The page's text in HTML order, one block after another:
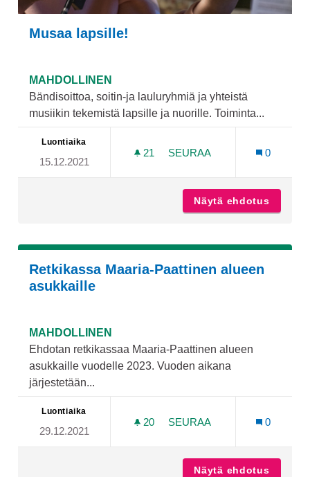
Musaa lapsille!
MAHDOLLINEN
Bändisoittoa, soitin-ja lauluryhmiä ja yhteistä
musiikin tekemistä lapsille ja nuorille. Toiminta...
Luontiaika
15.12.2021
21 21 SEURAAJAA
SEURAA
0
Näytä ehdotus
Retkikassa Maaria-Paattinen alueen
asukkaille
MAHDOLLINEN
Ehdotan retkikassaa Maaria-Paattinen alueen
asukkaille vuodelle 2023. Vuoden aikana
järjestetään...
Luontiaika
29.12.2021
20 20 SEURAAJAA
SEURAA
0
Näytä ehdotus